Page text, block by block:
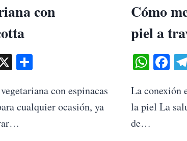
con
X
con espinacas
cualquier ocasión, ya
Cómo
piel a
La conexión
la piel La
de…